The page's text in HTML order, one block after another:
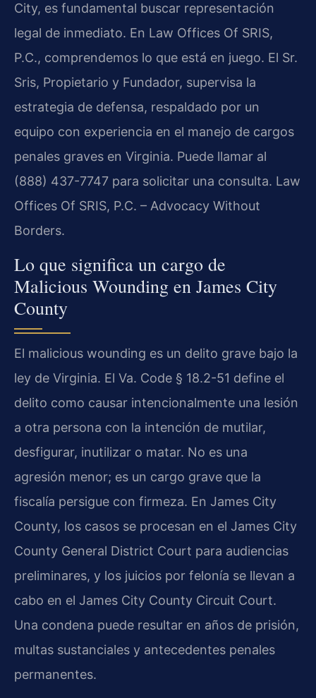
City, es fundamental buscar representación
legal de inmediato. En Law Offices Of SRIS,
P.C., comprendemos lo que está en juego. El Sr.
Sris, Propietario y Fundador, supervisa la
estrategia de defensa, respaldado por un
equipo con experiencia en el manejo de cargos
penales graves en Virginia. Puede llamar al
(888) 437-7747 para solicitar una consulta. Law
Offices Of SRIS, P.C. – Advocacy Without
Borders.
Lo que significa un cargo de
Malicious Wounding en James City
County
El malicious wounding es un delito grave bajo la
ley de Virginia. El Va. Code § 18.2-51 define el
delito como causar intencionalmente una lesión
a otra persona con la intención de mutilar,
desfigurar, inutilizar o matar. No es una
agresión menor; es un cargo grave que la
fiscalía persigue con firmeza. En James City
County, los casos se procesan en el James City
County General District Court para audiencias
preliminares, y los juicios por felonía se llevan a
cabo en el James City County Circuit Court.
Una condena puede resultar en años de prisión,
multas sustanciales y antecedentes penales
permanentes.